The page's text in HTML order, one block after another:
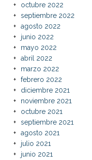
octubre 2022
septiembre 2022
agosto 2022
junio 2022
mayo 2022
abril 2022
marzo 2022
febrero 2022
diciembre 2021
noviembre 2021
octubre 2021
septiembre 2021
agosto 2021
julio 2021
junio 2021